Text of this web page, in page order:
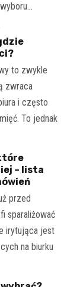
to zwykle
zwraca
i często
To jednak
– lista
przed
sparaliżować
irytująca jest
na biurku